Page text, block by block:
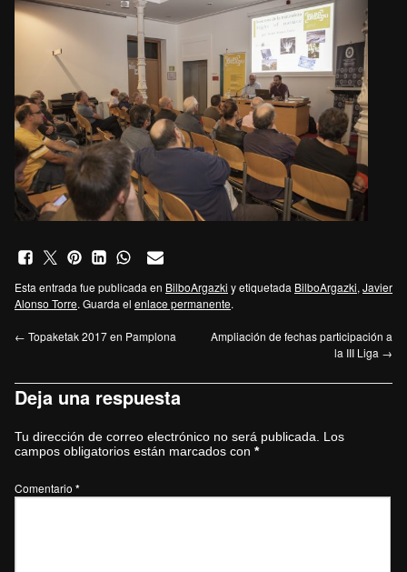
Esta entrada fue publicada en BilboArgazki y etiquetada BilboArgazki, Javier
Alonso Torre. Guarda el enlace permanente.
← Topaketak 2017 en Pamplona
Ampliación de fechas participación a
la III Liga →
Deja una respuesta
Tu dirección de correo electrónico no será publicada.
Los
campos obligatorios están marcados con *
Comentario *